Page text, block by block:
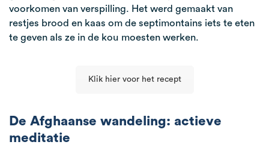
voorkomen van verspilling. Het werd gemaakt van
restjes brood en kaas om de septimontains iets te eten
te geven als ze in de kou moesten werken.
Klik hier voor het recept
De Afghaanse wandeling: actieve
meditatie